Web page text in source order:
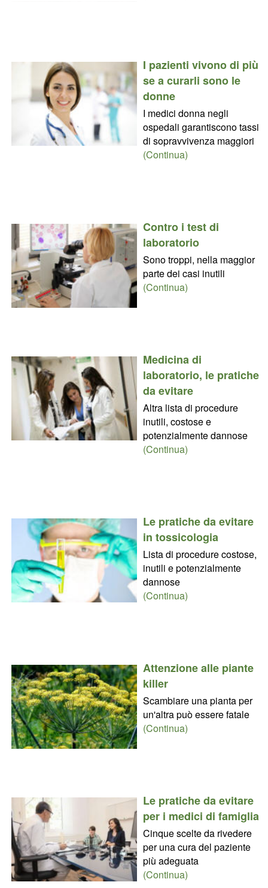
I pazienti vivono di più
se a curarli sono le
donne
I medici donna negli
ospedali garantiscono tassi
di sopravvivenza maggiori
(Continua)
Contro i test di
laboratorio
Sono troppi, nella maggior
parte dei casi inutili
(Continua)
Medicina di
laboratorio, le pratiche
da evitare
Altra lista di procedure
inutili, costose e
potenzialmente dannose
(Continua)
Le pratiche da evitare
in tossicologia
Lista di procedure costose,
inutili e potenzialmente
dannose
(Continua)
Attenzione alle piante
killer
Scambiare una pianta per
un'altra può essere fatale
(Continua)
Le pratiche da evitare
per i medici di famiglia
Cinque scelte da rivedere
per una cura del paziente
più adeguata
(Continua)